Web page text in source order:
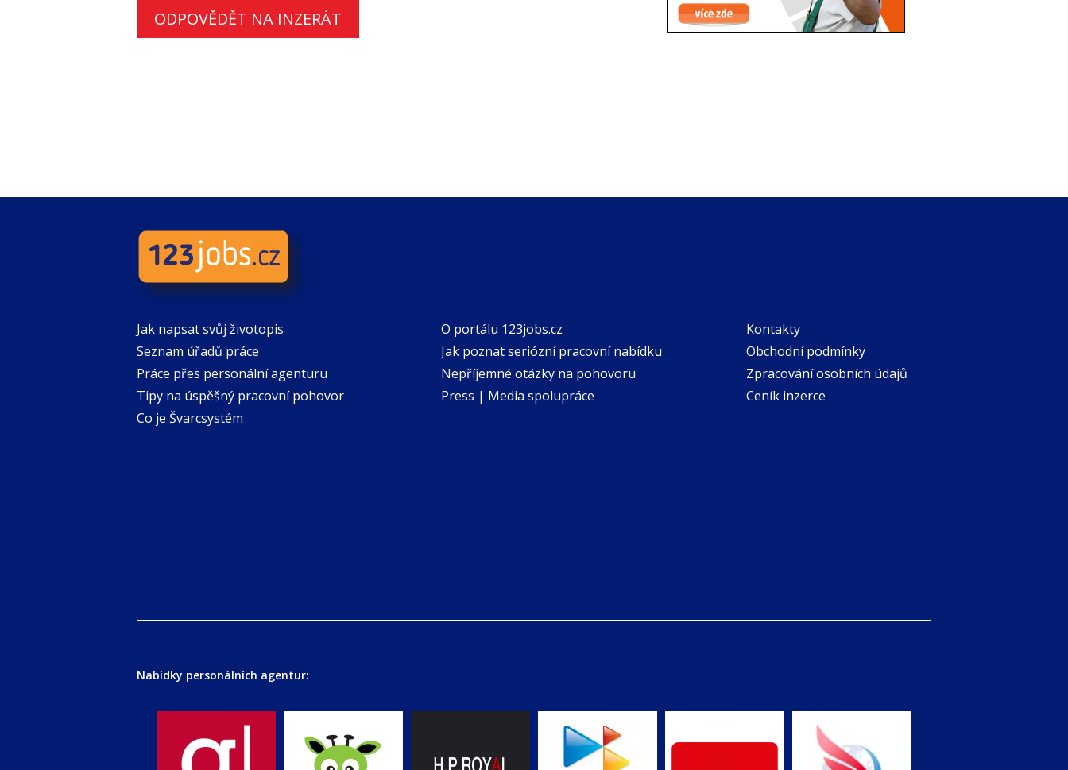
ODPOVĚDĚT NA INZERÁT
Jak napsat svůj životopis
Seznam úřadů práce
Práce přes personální agenturu
Tipy na úspěšný pracovní pohovor
Co je Švarcsystém
O portálu 123jobs.cz
Jak poznat seriózní pracovní nabídku
Nepříjemné otázky na pohovoru
Press | Media spolupráce
Kontakty
Obchodní podmínky
Zpracování osobních údajů
Ceník inzerce
Nabídky personálních agentur: